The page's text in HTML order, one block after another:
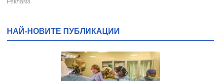
НАЙ-НОВИТЕ ПУБЛИКАЦИИ